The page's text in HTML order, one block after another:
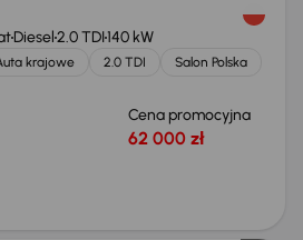
Diesel2.0 TDI140 kW
krajowe 2.0 TDI
Salon Polska
Cena promocyjna
62 000 zł